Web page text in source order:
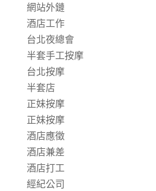
網站外鏈
酒店工作
台北夜總會
半套手工按摩
台北按摩
半套店
正妹按摩
正妹按摩
酒店應徵
酒店兼差
酒店打工
經紀公司